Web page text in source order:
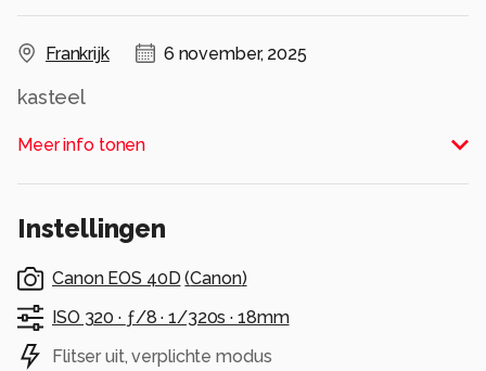
Frankrijk 6 november, 2025
kasteel
Alle rechten voorbehouden
Meer info tonen
Instellingen
Canon EOS 40D (Canon)
ISO 320 · ƒ/8 ·1/320s ·18mm
Flitser uit, verplichte modus